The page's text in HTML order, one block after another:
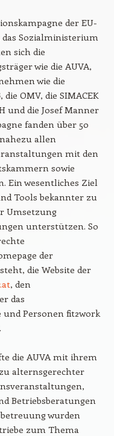
der EU-
das Sozialministerium
sich die
wie die AUVA,
wie die
OMV, die SIMACEK
und die Josef Manner
fanden über 50
allen
mit den
sowie
Ein wesentliches Ziel
Tools bekannter zu
Umsetzung
unterstützen. So
der
die Website der
, den
das
Personen fit2work
die AUVA mit ihrem
alternsgerechter
Betriebsberatungen
wurden
zum Thema